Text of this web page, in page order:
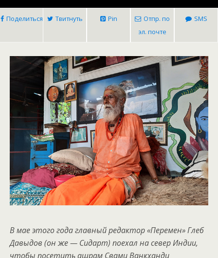
Поделиться Твитнуть Pin
Отпр. по
эл. почте
SMS
В мае этого года главный редактор «Перемен» Глеб
Давыдов (он же — Сидарт) поехал на север Индии,
чтобы посетить ашрам Свами Ванкханди